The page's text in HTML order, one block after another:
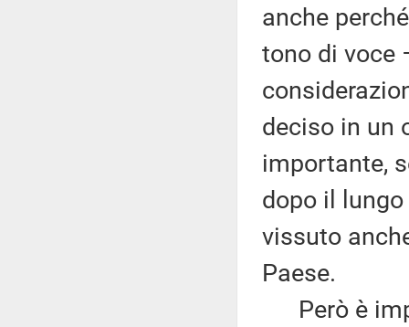
anche
tono di voce
deciso in un
importante,
dopo il
vissuto
Paese.
Però è